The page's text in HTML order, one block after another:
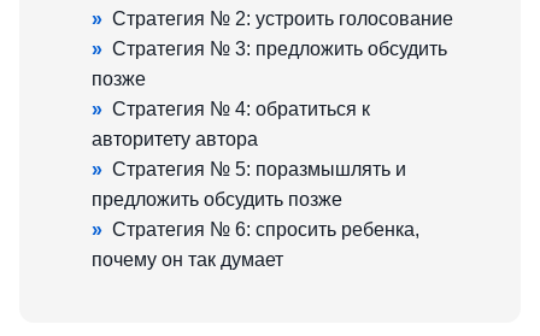
» Стратегия № 2: устроить голосование
» Стратегия № 3: предложить обсудить
позже
» Стратегия № 4: обратиться к
авторитету автора
» Стратегия № 5: поразмышлять и
предложить обсудить позже
» Стратегия № 6: спросить ребенка,
почему он так думает